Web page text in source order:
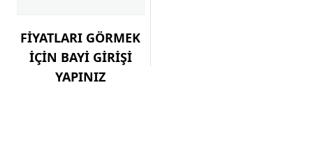
FİYATLARI GÖRMEK
İÇİN BAYİ GİRİŞİ
YAPINIZ